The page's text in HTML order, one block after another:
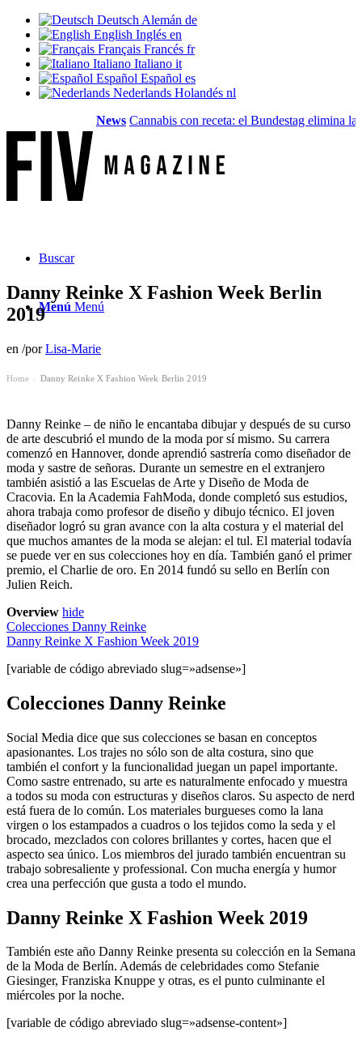
Deutsch Alemán de
English Inglés en
Français Francés fr
Italiano Italiano it
Español Español es
Nederlands Holandés nl
News Cannabis con receta: el Bundestag elimina la...
Buscar
Menú Menú
Danny Reinke X Fashion Week Berlin
2019
en /porLisa-Marie
Home Danny Reinke X Fashion Week Berlin 2019
Danny Reinke – de niño le encantaba dibujar y después de su curso
de arte descubrió el mundo de la moda por sí mismo. Su carrera
comenzó en Hannover, donde aprendió sastrería como diseñador de
moda y sastre de señoras. Durante un semestre en el extranjero
también asistió a las Escuelas de Arte y Diseño de Moda de
Cracovia. En la Academia FahModa, donde completó sus estudios,
ahora trabaja como profesor de diseño y dibujo técnico. El joven
diseñador logró su gran avance con la alta costura y el material del
que muchos amantes de la moda se alejan: el tul. El material todavía
se puede ver en sus colecciones hoy en día. También ganó el primer
premio, el Charlie de oro. En 2014 fundó su sello en Berlín con
Julien Reich.
Overview hide
Colecciones Danny Reinke
Danny Reinke X Fashion Week 2019
[variable de código abreviado slug=»adsense»]
Colecciones Danny Reinke
Social Media dice que sus colecciones se basan en conceptos
apasionantes. Los trajes no sólo son de alta costura, sino que
también el confort y la funcionalidad juegan un papel importante.
Como sastre entrenado, su arte es naturalmente enfocado y muestra
a todos su moda con estructuras y diseños claros. Su aspecto de nerd
está fuera de lo común. Los materiales burgueses como la lana
virgen o los estampados a cuadros o los tejidos como la seda y el
brocado, mezclados con colores brillantes y cortes, hacen que el
aspecto sea único. Los miembros del jurado también encuentran su
trabajo sobresaliente y professional. Con mucha energía y humor
crea una perfección que gusta a todo el mundo.
Danny Reinke X Fashion Week 2019
También este año Danny Reinke presenta su colección en la Semana
de la Moda de Berlín. Además de celebridades como Stefanie
Giesinger, Franziska Knuppe y otras, es el punto culminante el
miércoles por la noche.
[variable de código abreviado slug=»adsense-content»]